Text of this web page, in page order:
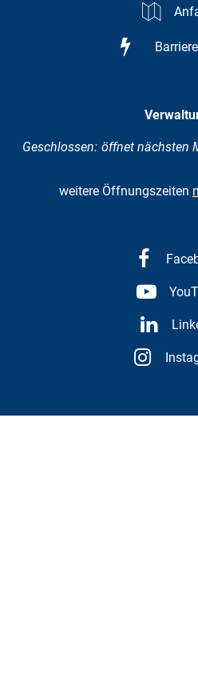
Klicken, um weitere Öffnungs-
Geschlossen: öffnet nächsten
weitere Öffnungszeiten